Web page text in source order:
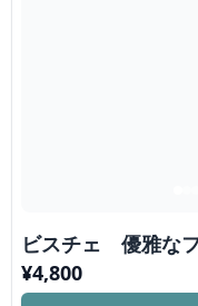
ビスチェ 優雅な
¥4,800